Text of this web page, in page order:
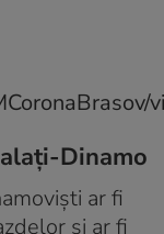
Dinamo
ar fi
și ar fi